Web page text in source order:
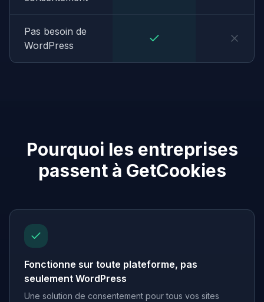
Pas besoin de
WordPress
Pourquoi les entreprises
passent à GetCookies
Fonctionne sur toute plateforme, pas
seulement WordPress
Une solution de consentement pour tous vos sites